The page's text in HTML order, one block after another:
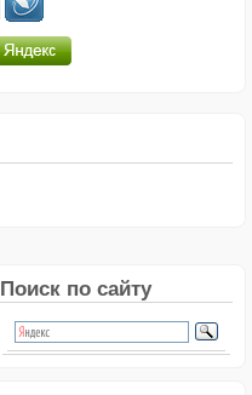
Поиск по сайту